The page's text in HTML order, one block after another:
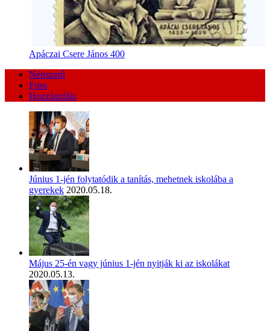
Apáczai Csere János 400
Népszerű
Friss
Hozzászólás
Június 1-jén folytatódik a tanítás, mehetnek iskolába a
gyerekek 2020.05.18.
Május 25-én vagy június 1-jén nyitják ki az iskolákat
2020.05.13.